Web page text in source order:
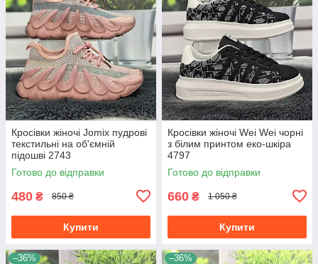
Кросівки жіночі Jomix пудрові
текстильні на об'ємній
підошві 2743
Готово до відправки
480 ₴ 850 ₴
Купити
Кросівки жіночі Wei Wei чорні
з білим принтом еко-шкіра
4797
Готово до відправки
660 ₴ 1 050 ₴
Купити
–36% –36%